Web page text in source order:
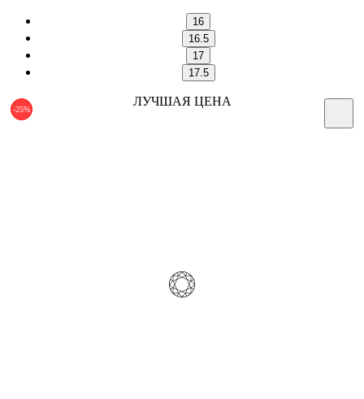
16
16.5
17
17.5
-25%
ЛУЧШАЯ ЦЕНА